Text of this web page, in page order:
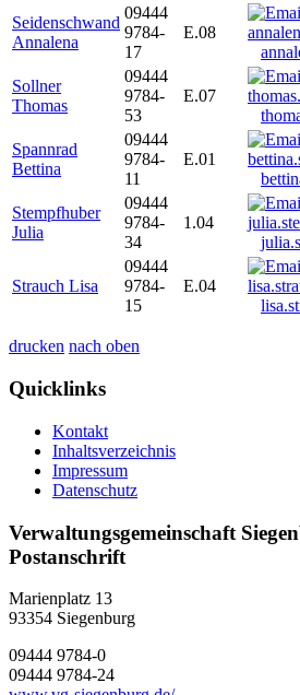
Seidenschwand
Annalena
09444
9784-
17
E.08
Sollner
Thomas
09444
9784-
53
E.07
Spannrad
Bettina
09444
9784-
11
E.01
Stempfhuber
Julia
09444
9784-
34
1.04
Strauch Lisa
09444
9784-
15
E.04
drucken nach oben
Quicklinks
Kontakt
Inhaltsverzeichnis
Impressum
Datenschutz
Verwaltungsgemeinschaft
Postanschrift
Marienplatz 13
93354 Siegenburg
09444 9784-0
09444 9784-24